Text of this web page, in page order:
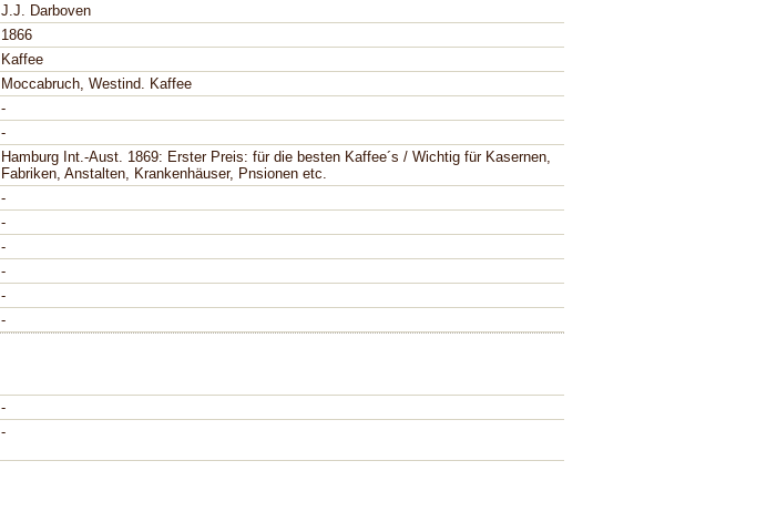
J.J. Darboven
1866
Kaffee
Moccabruch, Westind. Kaffee
-
-
Hamburg Int.-Aust. 1869: Erster Preis: für die besten Kaffee´s / Wichtig für Kasernen,
Fabriken, Anstalten, Krankenhäuser, Pnsionen etc.
-
-
-
-
-
-
-
-